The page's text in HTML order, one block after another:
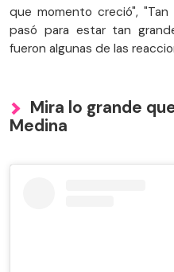
que momento creció",
pasó para estar tan
fueron algunas de las
Mira lo grande
Medina